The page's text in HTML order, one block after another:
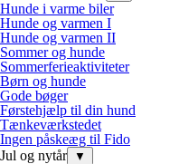
Hunde i varme biler
Hunde og varmen I
Hunde og varmen II
Sommer og hunde
Sommerferieaktiviteter
Børn og hunde
Gode bøger
Førstehjælp til din hund
Tænkeværkstedet
Ingen påskeæg til Fido
Jul og nytår
▼